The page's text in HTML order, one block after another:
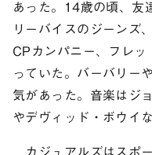
あった。14歳の頃、友
リーバイスのジーンズ
CPカンパニー、フレッ
っていた。バーバリー
気があった。音楽はジ
やデヴィッド・ボウイ
カジュアルズはスポ